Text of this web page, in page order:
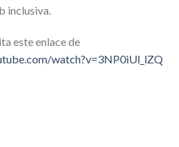
inclusiva.
este enlace de
watch?v=3NP0iUl_lZQ